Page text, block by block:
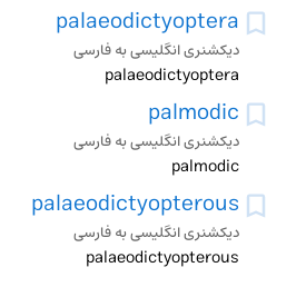
palaeodictyoptera
دیکشنری انگلیسی به فارسی
palaeodictyoptera
palmodic
دیکشنری انگلیسی به فارسی
palmodic
palaeodictyopterous
دیکشنری انگلیسی به فارسی
palaeodictyopterous